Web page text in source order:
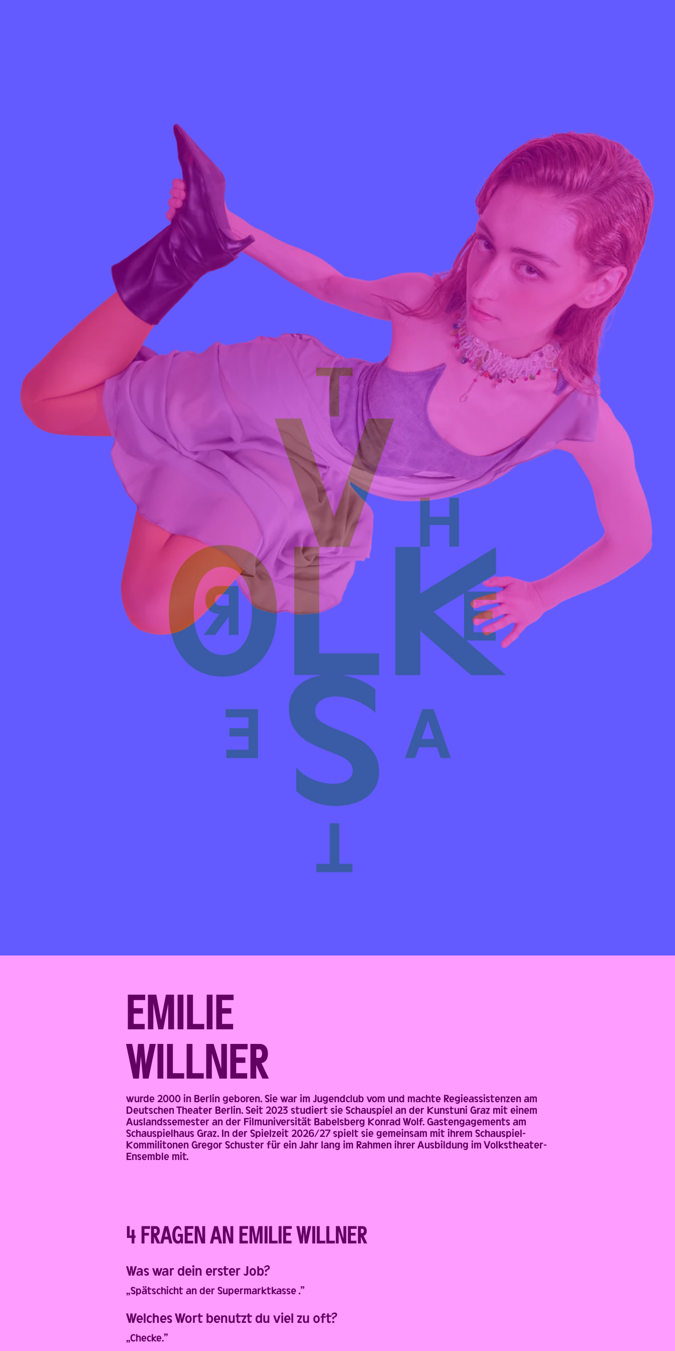
EMILIE
WILLNER
Back
wurde 2000 in Berlin geboren. Sie war im Jugendclub vom und machte Regieassistenzen am
Deutschen Theater Berlin. Seit 2023 studiert sie Schauspiel an der Kunstuni Graz mit einem
Auslandssemester an der Filmuniversität Babelsberg Konrad Wolf. Gastengagements am
Schauspielhaus Graz. In der Spielzeit 2026/27 spielt sie gemeinsam mit ihrem Schauspiel-
Kommilitonen Gregor Schuster für ein Jahr lang im Rahmen ihrer Ausbildung im Volkstheater-
Ensemble mit.
4 FRAGEN AN EMILIE WILLNER
Was war dein erster Job?
„Spätschicht an der Supermarktkasse .”
Welches Wort benutzt du viel zu oft?
„Checke.”